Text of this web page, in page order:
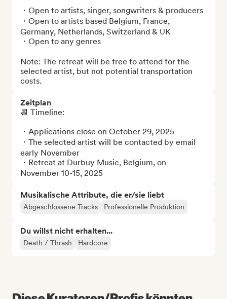
・Open to artists, singer, songwriters & producers
・Open to artists based Belgium, France,
Germany, Netherlands, Switzerland & UK
・Open to any genres
Note: The retreat will be free to attend for the
selected artist, but not potential transportation
costs.
Zeitplan
📆 Timeline:
・Applications close on October 29, 2025
・The selected artist will be contacted by email
early November
・Retreat at Durbuy Music, Belgium, on
November 10-15, 2025
Musikalische Attribute, die er/sie liebt
Abgeschlossene Tracks Professionelle Produktion
Du willst nicht erhalten...
Death / Thrash Hardcore